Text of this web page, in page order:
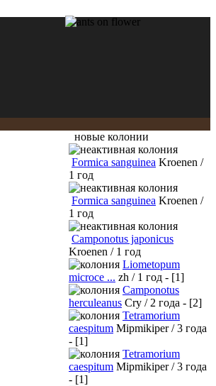
новые колонии
Formica sanguinea Kroenen /
1 год
Formica sanguinea Kroenen /
1 год
Camponotus japonicus
Kroenen / 1 год
Liometopum
microce ... zh / 1 год - [1]
Camponotus
herculeanus Cry / 2 года - [2]
Tetramorium
caespitum Mipmikiper / 3 года
- [1]
Tetramorium
caespitum Mipmikiper / 3 года
- [1]